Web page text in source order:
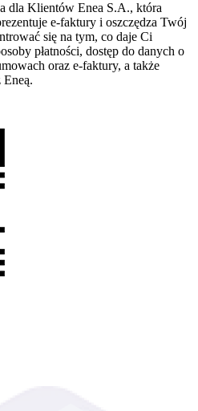
dla Klientów Enea S.A., która
e-faktury i oszczędza Twój
się na tym, co daje Ci
płatności, dostęp do danych o
oraz e-faktury, a także